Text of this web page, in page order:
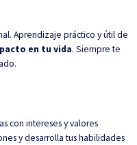
Aprendizaje práctico y útil de
en tu vida. Siempre te
con intereses y valores
y desarrolla tus habilidades